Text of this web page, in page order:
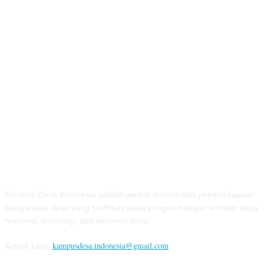
kampusdesa.indonesia@gmail.com